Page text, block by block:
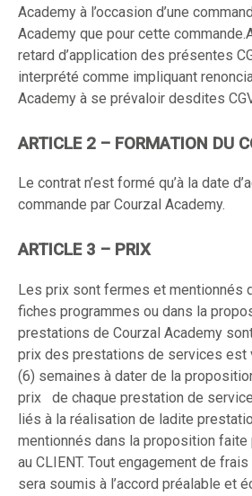
Academy à l’occasion d’une
Academy que pour cette
retard d’application des présentes
interprété comme impliquant
Academy à se prévaloir desdites
ARTICLE 2 – FORMATION DU
Le contrat n’est formé qu’à la date
commande par Courzal Academy.
ARTICLE 3 – PRIX
Les prix sont fermes et mentionnés
fiches programmes ou dans la
prestations de Courzal Academy
prix des prestations de services est
(6) semaines à dater de la
prix de chaque prestation de
liés à la réalisation de ladite
mentionnés dans la proposition faite
au CLIENT. Tout engagement de
sera soumis à l’accord préalable et